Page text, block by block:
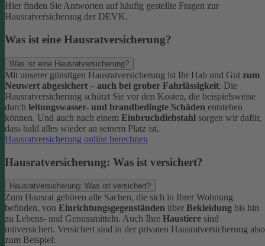
Hier finden Sie Antworten auf häufig gestellte Fragen zur
Hausratversicherung der DEVK.
Was ist eine Hausratversicherung?
Was ist eine Hausratversicherung?
Mit unserer günstigen Hausratversicherung ist Ihr Hab und Gut zum
Neuwert abgesichert – auch bei grober Fahrlässigkeit. Die
Hausratversicherung schützt Sie vor den Kosten, die beispielsweise
durch leitungswasser- und brandbedingte Schäden entstehen
können. Und auch nach einem Einbruchdiebstahl sorgen wir dafür,
dass bald alles wieder an seinem Platz ist.
Hausratversicherung online berechnen
Hausratversicherung: Was ist versichert?
Hausratversicherung: Was ist versichert?
Zum Hausrat gehören alle Sachen, die sich in Ihrer Wohnung
befinden, von Einrichtungsgegenständen über Bekleidung bis hin
zu Lebens- und Genussmitteln. Auch Ihre Haustiere sind
mitversichert. Versichert sind in der privaten Hausratversicherung also
zum Beispiel: